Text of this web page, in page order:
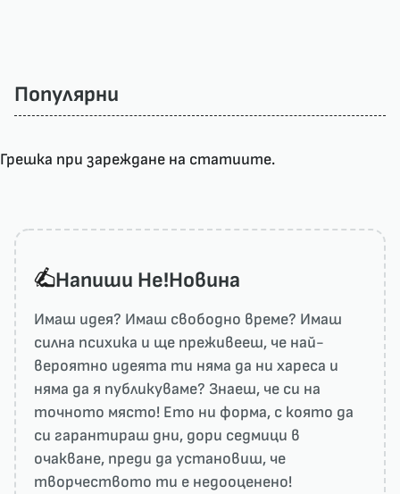
Популярни
Грешка при зареждане на статиите.
Напиши He!Новина
Имаш идея? Имаш свободно време? Имаш
силна психика и ще преживееш, че най-
вероятно идеята ти няма да ни харесa и
няма да я публикуваме? Знаеш, че си на
точното място! Ето ни форма, с която да
си гарантираш дни, дори седмици в
очакване, преди да установиш, че
творчеството ти е недооценено!